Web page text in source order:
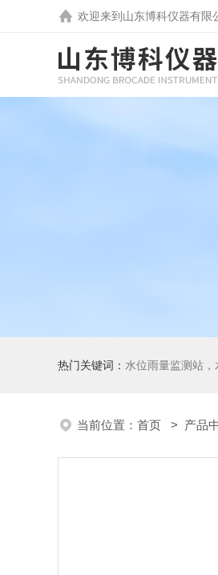
欢迎来到 山东博科仪器有限
热门关键词： 水位雨量监测站
当前位置： 首页 > 产品